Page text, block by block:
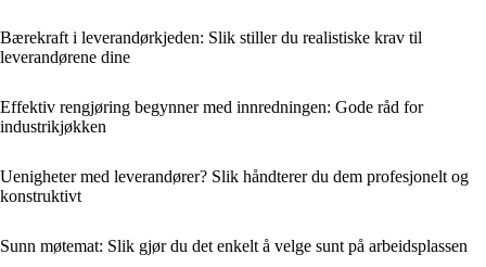
Bærekraft i leverandørkjeden: Slik stiller du realistiske krav til
leverandørene dine
Effektiv rengjøring begynner med innredningen: Gode råd for
industrikjøkken
Uenigheter med leverandører? Slik håndterer du dem profesjonelt og
konstruktivt
Sunn møtemat: Slik gjør du det enkelt å velge sunt på arbeidsplassen